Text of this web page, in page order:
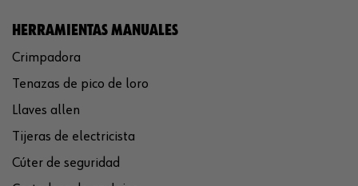
HERRAMIENTAS MANUALES
Crimpadora
Tenazas de pico de loro
Llaves allen
Tijeras de electricista
Cúter de seguridad